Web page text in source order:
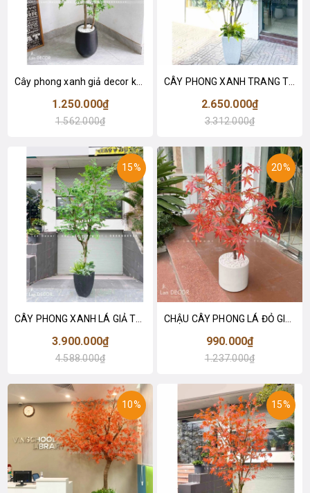
Cây phong xanh giả decor không gian (1m7)- CC926
1.250.000₫
1.562.000₫
2.650.000₫
3.312.000₫
15%
3.900.000₫
4.588.000₫
20%
990.000₫
1.237.000₫
10% 15%